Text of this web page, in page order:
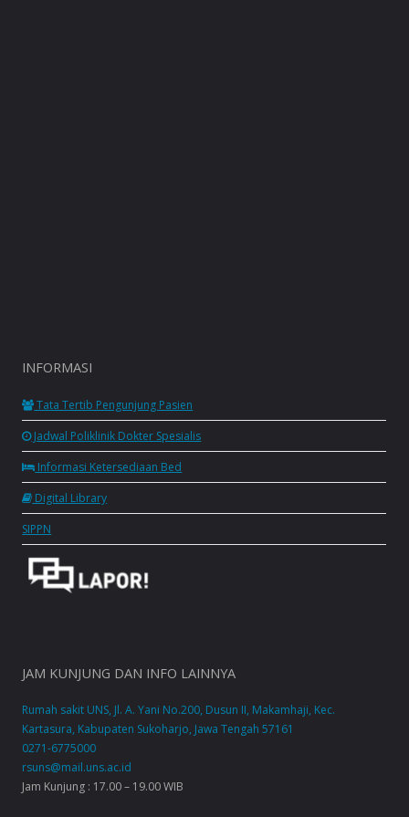
INFORMASI
Tata Tertib Pengunjung Pasien
Jadwal Poliklinik Dokter Spesialis
Informasi Ketersediaan Bed
Digital Library
SIPPN
JAM KUNJUNG DAN INFO LAINNYA
Rumah sakit UNS, Jl. A. Yani No.200, Dusun II, Makamhaji, Kec.
Kartasura, Kabupaten Sukoharjo, Jawa Tengah 57161
0271-6775000
rsuns@mail.uns.ac.id
Jam Kunjung : 17.00 – 19.00 WIB